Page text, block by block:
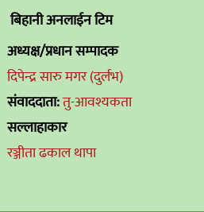
बिहानी अनलाईन टिम
अध्यक्ष/प्रधान सम्पादक
दिपेन्द्र सारु मगर (दुर्लभ)
संवाददाता:तु-आवश्यकता
सल्लाहाकार
रञ्जीता ढकाल थापा